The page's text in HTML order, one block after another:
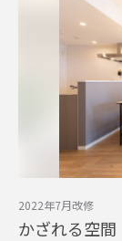
2022年7月改修
かざれる空間